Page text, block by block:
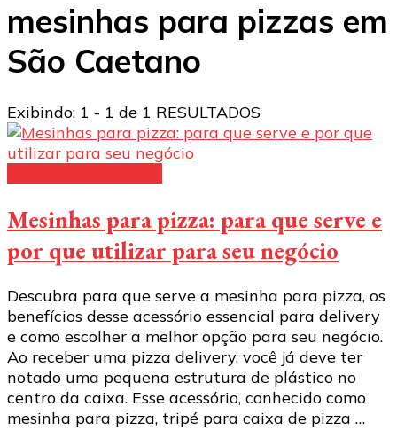
mesinhas para pizzas em
São Caetano
Exibindo: 1 - 1 de 1 RESULTADOS
Mesinhas para pizza: para que serve e
por que utilizar para seu negócio
Descubra para que serve a mesinha para pizza, os
benefícios desse acessório essencial para delivery
e como escolher a melhor opção para seu negócio.
Ao receber uma pizza delivery, você já deve ter
notado uma pequena estrutura de plástico no
centro da caixa. Esse acessório, conhecido como
mesinha para pizza, tripé para caixa de pizza …